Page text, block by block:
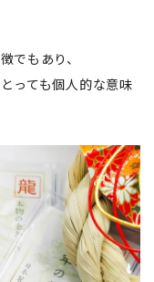
でもあり、
っても個人的な意味